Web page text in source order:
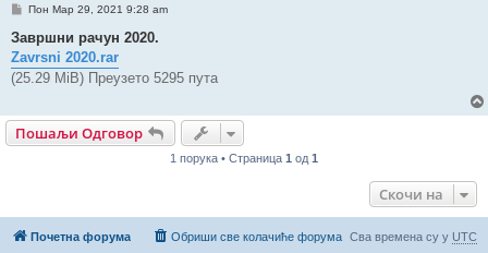
П
р
к
а
Пон Мар 29, 2021 9:28 am
Завршни рачун 2020.
Zavrsni 2020.rar
(25.29 MiB) Преузето 5295 пута
Пошаљи Одговор
1 порука • Страница 1 од 1
Скочи на
Почетна форума Сва времена су у UTC
Обриши све колачиће форума